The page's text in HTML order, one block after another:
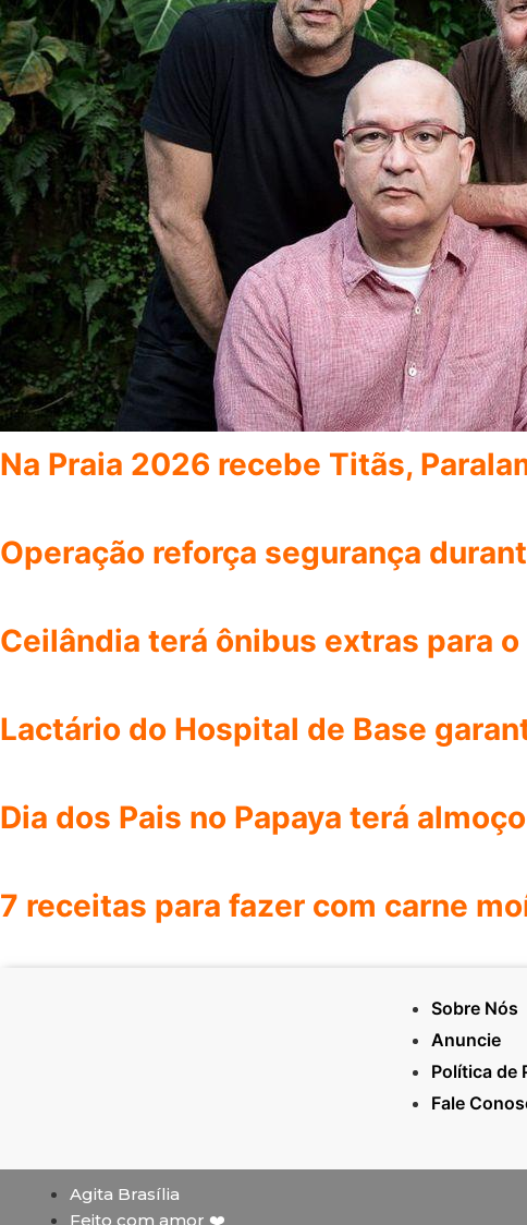
Na Praia 2026 recebe Titãs,
Operação reforça segurança
Ceilândia terá ônibus extras para
Lactário do Hospital de Base
Dia dos Pais no Papaya terá
7 receitas para fazer com carne
Sobre Nós
Anuncie
Política de
Fale
Agita Brasília
Feito com amor ❤️